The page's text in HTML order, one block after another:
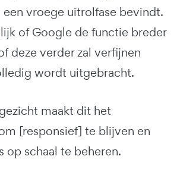
vroege uitrolfase bevindt.
of Google de functie breder
deze verder zal verfijnen
wordt uitgebracht.
maakt dit het
[responsief] te blijven en
op schaal te beheren.